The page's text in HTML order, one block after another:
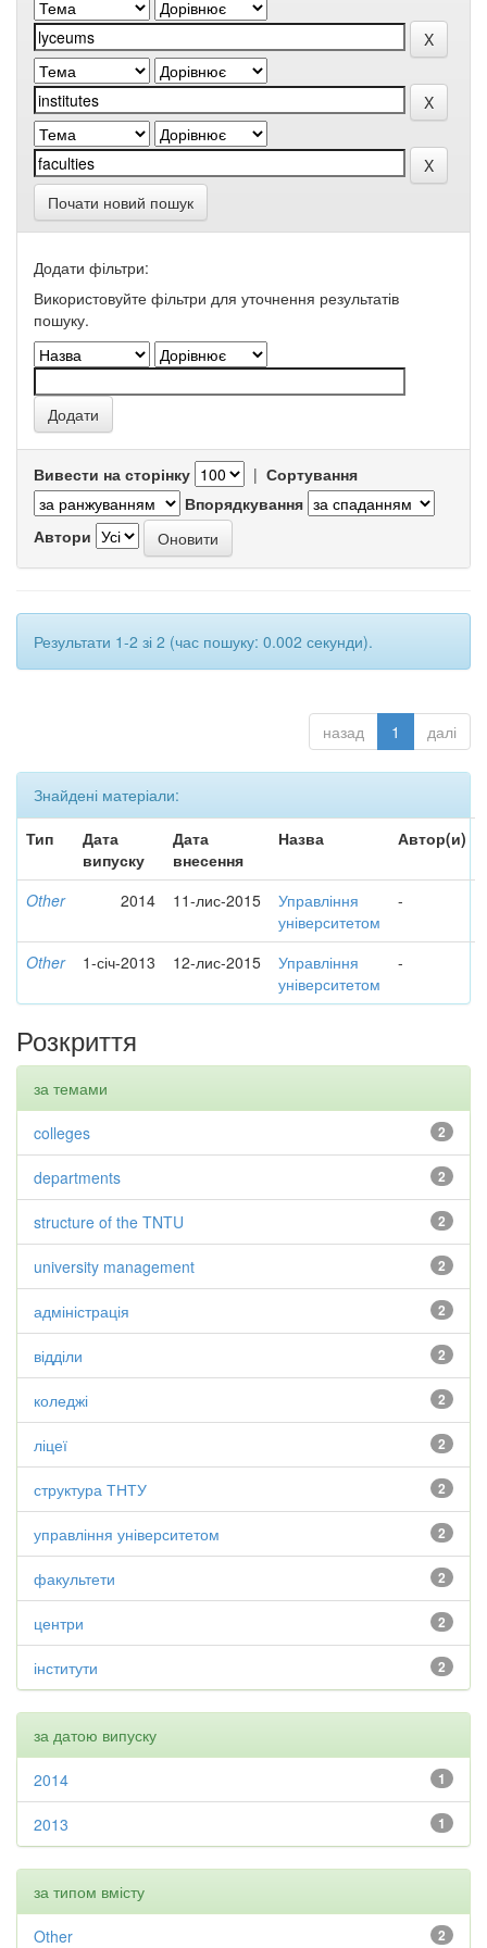
Почати новий пошук
Додати фільтри:
Використовуйте фільтри для уточнення результатів
пошуку.
Вивести на сторінку | Сортування
Впорядкування
Автори
Результати 1-2 зі 2 (час пошуку: 0.002 секунди).
назад 1 далі
Знайдені матеріали:
Тип
Дата
випуску
Дата
внесення
Назва Автор(и)
Other 2014 11-лис-2015
Управління
університетом
-
Other 1-січ-2013 12-лис-2015
Управління
університетом
-
Розкриття
за темами
2
colleges
2
departments
2
structure of the TNTU
2
university management
2
адміністрація
2
відділи
2
коледжі
2
ліцеї
2
структура ТНТУ
2
управління університетом
2
факультети
2
центри
2
інститути
за датою випуску
1
2014
1
2013
за типом вмісту
2
Other